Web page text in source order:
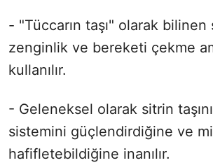
- "Tüccarın taşı" olarak
zenginlik ve bereketi çekme
kullanılır.
- Geleneksel olarak sitrin
sistemini güçlendirdiğine ve
hafifletebildiğine inanılır.